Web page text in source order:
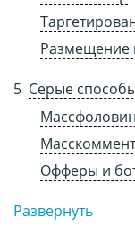
Размещение
Серые
Офферы и
Развернуть